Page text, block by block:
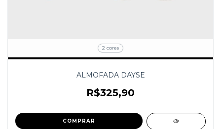
2 cores
ALMOFADA DAYSE
R$325,90
COMPRAR